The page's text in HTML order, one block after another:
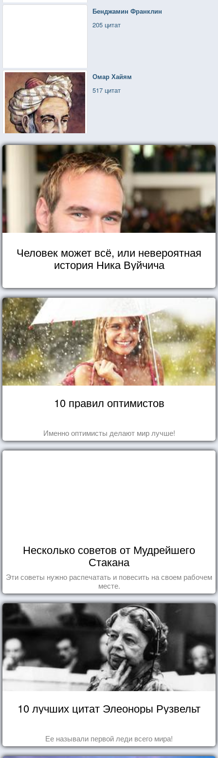
Бенджамин Франклин
205 цитат
Омар Хайям
517 цитат
Человек может всё, или невероятная
история Ника Вуйчича
10 правил оптимистов
Именно оптимисты делают мир лучше!
Несколько советов от Мудрейшего
Стакана
Эти советы нужно распечатать и повесить на своем рабочем
месте.
10 лучших цитат Элеоноры Рузвельт
Ее называли первой леди всего мира!